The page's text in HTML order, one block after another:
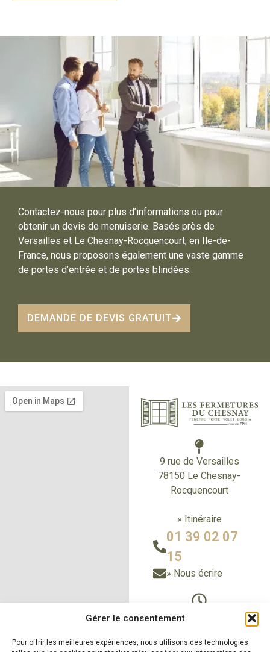
Gérer le consentement
Pour offrir les meilleures expériences, nous utilisons des technologies
Contactez-nous pour plus d’informations ou pour
obtenir un devis de menuiserie. Basés près de
Versailles et Le Chesnay-Rocquencourt, en Ile-de-
France, nous proposons également une vaste gamme
de portes d’entrée et de portes blindées.
DEMANDE DE DEVIS GRATUIT
9 rue de Versailles
78150 Le Chesnay-
Rocquencourt
» Itinéraire
01 39 02 07
15
» Nous écrire
Du Lundi au vendredi
et de 14h à 18h